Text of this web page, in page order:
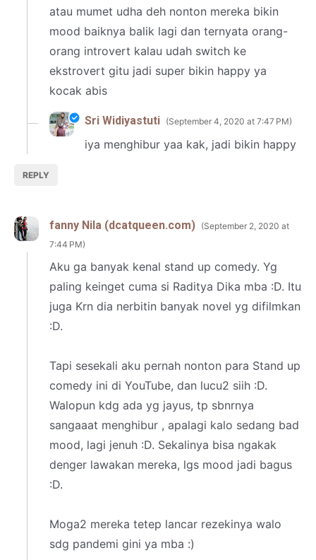
atau mumet udha deh nonton mereka bikin
mood baiknya balik lagi dan ternyata orang-
orang introvert kalau udah switch ke
ekstrovert gitu jadi super bikin happy ya
kocak abis
REPLY
Sri Widiyastuti September 4, 2020 at 7:47 PM
iya menghibur yaa kak, jadi bikin happy
fanny Nila (dcatqueen.com)
September 2, 2020 at
7:44 PM
Aku ga banyak kenal stand up comedy. Yg
paling keinget cuma si Raditya Dika mba :D. Itu
juga Krn dia nerbitin banyak novel yg difilmkan
:D.
Tapi sesekali aku pernah nonton para Stand up
comedy ini di YouTube, dan lucu2 siih :D.
Walopun kdg ada yg jayus, tp sbnrnya
sangaaat menghibur , apalagi kalo sedang bad
mood, lagi jenuh :D. Sekalinya bisa ngakak
denger lawakan mereka, lgs mood jadi bagus
:D.
Moga2 mereka tetep lancar rezekinya walo
sdg pandemi gini ya mba :)